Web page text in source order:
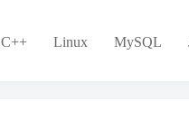
C++ Linux MySQL